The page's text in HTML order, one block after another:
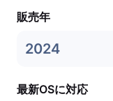
販売年
2024
最新OSに対応